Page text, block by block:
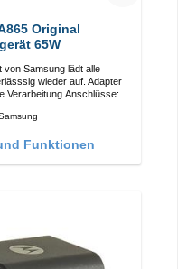
Original
65W
von Samsung lädt alle
wieder auf. Adapter
Anschlüsse:
Funktionen